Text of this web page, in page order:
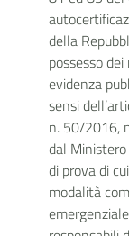
della
possesso
evidenza
sensi
n. 50/2016,
dal
di prova di
modalità